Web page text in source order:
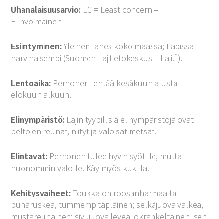
Uhanalaisuusarvio: LC = Least concern –
Elinvoimainen
Esiintyminen:Yleinen lähes koko maassa; Lapissa
harvinaisempi (Suomen Lajitietokeskus – Laji.fi).
Lentoaika: Perhonen lentää kesäkuun alusta
elokuun alkuun.
Elinympäristö: Lajin tyypillisiä elinympäristöjä ovat
peltojen reunat, niityt ja valoisat metsät.
Elintavat: Perhonen tulee hyvin syötille, mutta
huonommin valolle. Käy myös kukilla.
Kehitysvaiheet:Toukka on roosanharmaa tai
punaruskea, tummempitäpläinen; selkäjuova valkea,
mustareunainen; sivujuova leveä, okrankeltainen, sen